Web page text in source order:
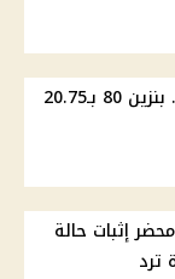
أسعار الوقود في مصر اليوم .. بنزين 80 بـ20.75
محضر إثبات حالة
ترد